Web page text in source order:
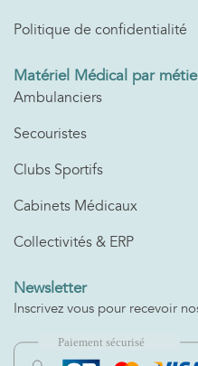
Politique de confidentialité
Matériel Médical par
Ambulanciers
Secouristes
Clubs Sportifs
Cabinets Médicaux
Collectivités & ERP
Newsletter
Inscrivez vous pour recevoir